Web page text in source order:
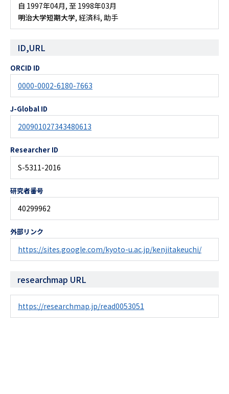
自 1997年04月, 至 1998年03月
明治大学短期大学, 経済科, 助手
ID,URL
ORCID ID
0000-0002-6180-7663
J-Global ID
200901027343480613
Researcher ID
S-5311-2016
研究者番号
40299962
外部リンク
https://sites.google.com/kyoto-u.ac.jp/kenjitakeuchi/
researchmap URL
https://researchmap.jp/read0053051